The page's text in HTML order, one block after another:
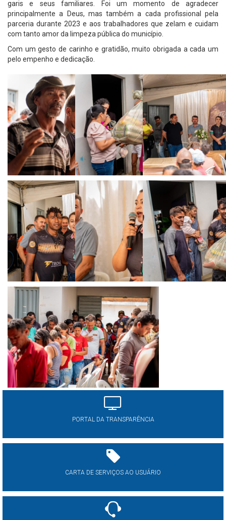
garis e seus familiares. Foi um momento de agradecer
principalmente a Deus, mas também a cada profissional pela
parceria durante 2023 e aos trabalhadores que zelam e cuidam
com tanto amor da limpeza pública do município.
Com um gesto de carinho e gratidão, muito obrigada a cada um
pelo empenho e dedicação.
PORTAL DA TRANSPARÊNCIA
CARTA DE SERVIÇOS AO USUÁRIO